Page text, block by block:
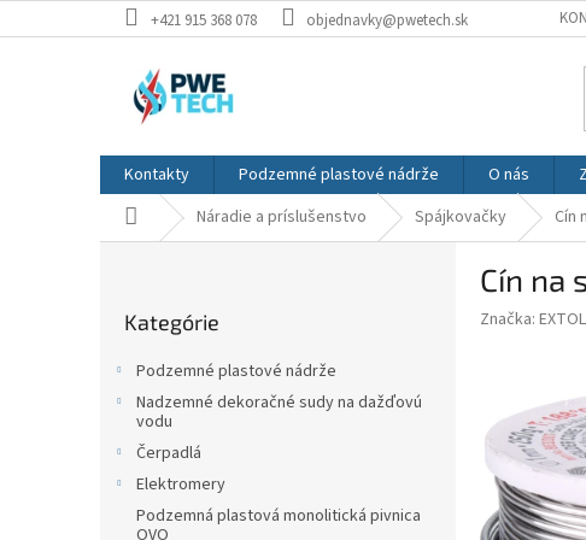
na
+421 915 368 078 objednavky@pwetech.sk
Kontakty Podzemné plastové nádrže O nás
DomovNáradie a príslušenstvo Spájkovačky Cín
kategórie
Kategórie
Podzemné plastové nádrže
Nadzemné dekoračné sudy na dažďovú
vodu
Čerpadlá
Elektromery
Podzemná plastová monolitická pivnica
OVO
Cín na
Značka: